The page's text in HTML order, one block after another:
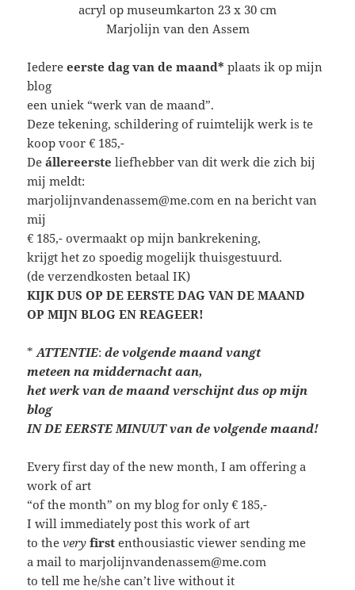
acryl op museumkarton 23 x 30 cm
Marjolijn van den Assem
Iedereeerste dag van de maand* plaats ik op mijn
blog
een uniek “werk van de maand”.
Deze tekening, schildering of ruimtelijk werk is te
koop voor € 185,-
Deállereerste liefhebber van dit werk die zich bij
mij meldt:
marjolijnvandenassem@me.com en na bericht van
mij
€ 185,- overmaakt op mijn bankrekening,
krijgt het zo spoedig mogelijk thuisgestuurd.
(de verzendkosten betaal IK)
KIJK DUS OP DE EERSTE DAG VAN DE MAAND
OP MIJN BLOG EN REAGEER!
*ATTENTIE:de volgende maand vangt
meteen na middernacht aan,
het werk van de maand verschijnt dus op mijn
blog
IN DE EERSTE MINUUT van de volgende maand!
Every first day of the new month, I am offering a
work of art
“of the month” on my blog for only € 185,-
I will immediately post this work of art
to theveryfirst enthousiastic viewer sending me
a mail to marjolijnvandenassem@me.com
to tell me he/she can’t live without it